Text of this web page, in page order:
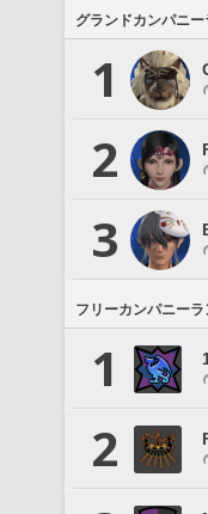
グランドカンパニ
1
2
3
フリーカンパニー
1
2